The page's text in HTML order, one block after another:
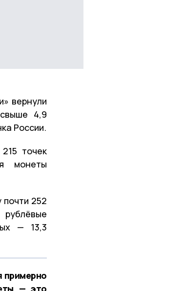
вернули
4,9
России.
точек
монеты
252
— 13,3
примерно
— это